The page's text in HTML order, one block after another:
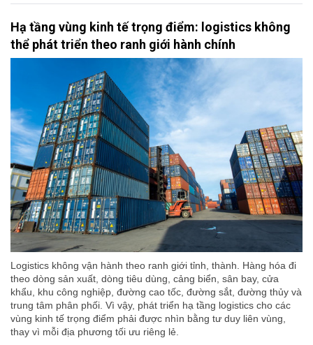
Hạ tầng vùng kinh tế trọng điểm: logistics không
thể phát triển theo ranh giới hành chính
Logistics không vận hành theo ranh giới tỉnh, thành. Hàng hóa đi
theo dòng sản xuất, dòng tiêu dùng, cảng biển, sân bay, cửa
khẩu, khu công nghiệp, đường cao tốc, đường sắt, đường thủy và
trung tâm phân phối. Vì vậy, phát triển hạ tầng logistics cho các
vùng kinh tế trọng điểm phải được nhìn bằng tư duy liên vùng,
thay vì mỗi địa phương tối ưu riêng lẻ.